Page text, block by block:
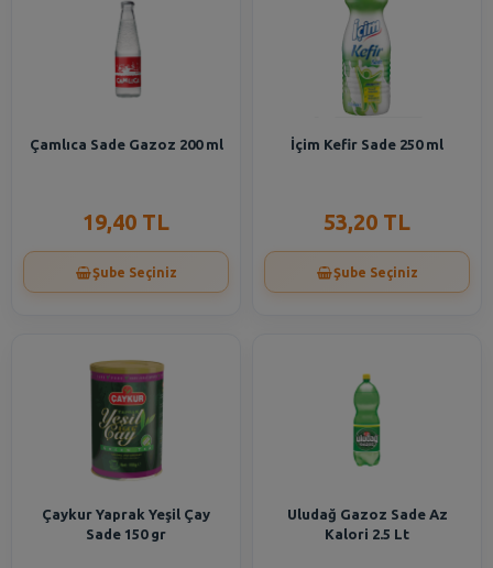
Çamlıca Sade Gazoz 200 ml
19,40 TL
Şube Seçiniz
İçim Kefir Sade 250 ml
53,20 TL
Şube Seçiniz
Çaykur Yaprak Yeşil Çay
Sade 150 gr
Uludağ Gazoz Sade Az
Kalori 2.5 Lt